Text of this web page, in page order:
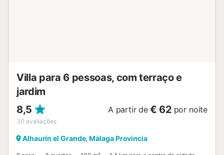
Villa para 6 pessoas, com terraço e
jardim
8,5
30 avaliações
A partir de € 62 por noite
Alhaurín el Grande, Málaga Provincia